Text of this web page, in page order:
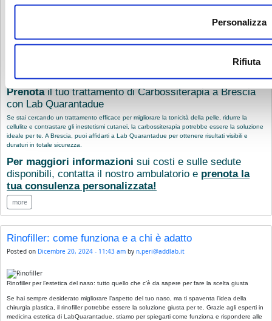
Personalizza
Rifiuta
Trombosi venose o tromboflebiti;
Per questo motivo, prima di sottoporsi al trattamento, è fondamentale effettuare una visita
medica per escludere eventuali controindicazioni e garantire la massima sicurezza.
Prenotail tuo trattamento di Carbossiterapia a Brescia
con Lab Quarantadue
Se stai cercando un trattamento efficace per migliorare la tonicità della pelle, ridurre la
cellulite e contrastare gli inestetismi cutanei, la carbossiterapia potrebbe essere la soluzione
ideale per te. A Brescia, puoi affidarti a Lab Quarantadue per ottenere risultati visibili e
duraturi in totale sicurezza.
Per maggiori informazioni sui costi e sulle sedute
disponibili, contatta il nostro ambulatorio e prenota la
tua consulenza personalizzata!
more
Rinofiller: come funziona e a chi è adatto
Posted on Dicembre 20, 2024 - 11:43 am by n.peri@addlab.it
Rinofiller per l’estetica del naso: tutto quello che c’è da sapere per fare la scelta giusta
Se hai sempre desiderato migliorare l’aspetto del tuo naso, ma ti spaventa l’idea della
chirurgia plastica, il rinofiller potrebbe essere la soluzione giusta per te. Grazie agli esperti in
medicina estetica di LabQuarantadue, stiamo per spiegarti come funziona e rispondere alle